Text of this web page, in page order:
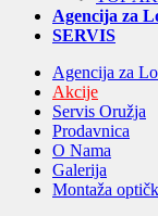
Agencija za
SERVIS
Agencija za
Akcije
Servis Oružja
Prodavnica
O Nama
Galerija
Montaža